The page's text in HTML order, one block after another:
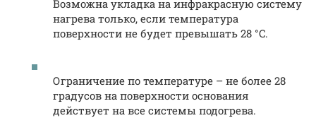
Возможна укладка на инфракрасную систему
нагрева только, если температура
поверхности не будет превышать 28 °C.
Ограничение по температуре – не более 28
градусов на поверхности основания
действует на все системы подогрева.